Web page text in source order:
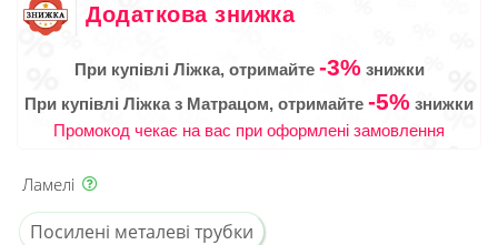
Додаткова знижка
При купівлі Ліжка, отримайте -3%знижки
При купівлі Ліжка з Матрацом, отримайте -5% знижки
Промокод чекає на вас при оформлені замовлення
Ламелі
Посилені металеві трубки